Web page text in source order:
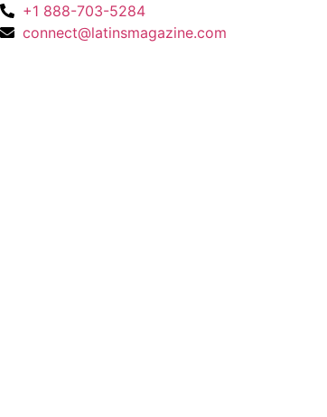
+1 888-703-5284
connect@latinsmagazine.com